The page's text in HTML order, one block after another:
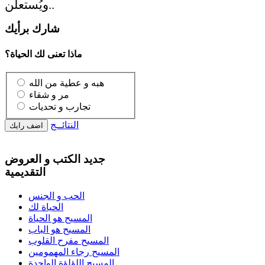
ويُستعلن..
شارك برأيك
ماذا تعنى لك الحياة؟
النتائــج
جديد الكتب و العروض
التقديمية
الحب و الجنس
الحياة لك
المسيح هو الحياة
المسيح هو الباب
المسيح مفرح القلوب
المسيح رجاء المهمومين
المسيح اللؤلؤة الواحدة